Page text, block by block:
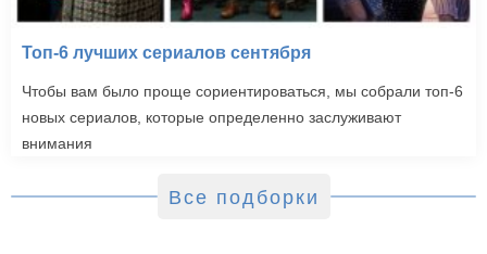
Топ-6 лучших сериалов сентября
Чтобы вам было проще сориентироваться, мы собрали топ-6
новых сериалов, которые определенно заслуживают
внимания
Все подборки